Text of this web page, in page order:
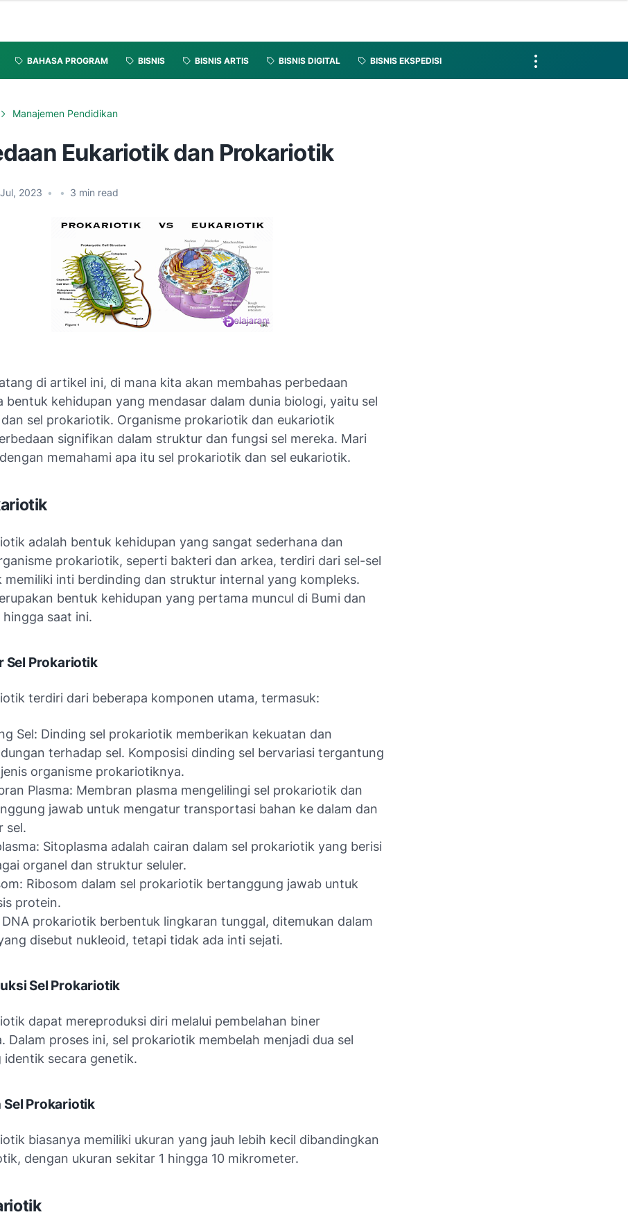
BAHASA PROGRAM BISNIS BISNIS ARTIS BISNIS DIGITAL BISNIS EKSPEDISI
Manajemen Pendidikan
Eukariotik dan Prokariotik
2023 • • 3 min read
di artikel ini, di mana kita akan membahas perbedaan
bentuk kehidupan yang mendasar dalam dunia biologi, yaitu sel
sel prokariotik. Organisme prokariotik dan eukariotik
signifikan dalam struktur dan fungsi sel mereka. Mari
memahami apa itu sel prokariotik dan sel eukariotik.
adalah bentuk kehidupan yang sangat sederhana dan
prokariotik, seperti bakteri dan arkea, terdiri dari sel-sel
memiliki inti berdinding dan struktur internal yang kompleks.
bentuk kehidupan yang pertama muncul di Bumi dan
hingga saat ini.
Sel Prokariotik
terdiri dari beberapa komponen utama, termasuk:
Sel: Dinding sel prokariotik memberikan kekuatan dan
terhadap sel. Komposisi dinding sel bervariasi tergantung
organisme prokariotiknya.
Plasma: Membran plasma mengelilingi sel prokariotik dan
jawab untuk mengatur transportasi bahan ke dalam dan
sel.
Sitoplasma adalah cairan dalam sel prokariotik yang berisi
organel dan struktur seluler.
Ribosom dalam sel prokariotik bertanggung jawab untuk
protein.
DNA prokariotik berbentuk lingkaran tunggal, ditemukan dalam
disebut nukleoid, tetapi tidak ada inti sejati.
Sel Prokariotik
dapat mereproduksi diri melalui pembelahan biner
Dalam proses ini, sel prokariotik membelah menjadi dua sel
identik secara genetik.
Sel Prokariotik
biasanya memiliki ukuran yang jauh lebih kecil dibandingkan
dengan ukuran sekitar 1 hingga 10 mikrometer.